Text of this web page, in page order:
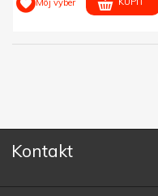
Kontakt